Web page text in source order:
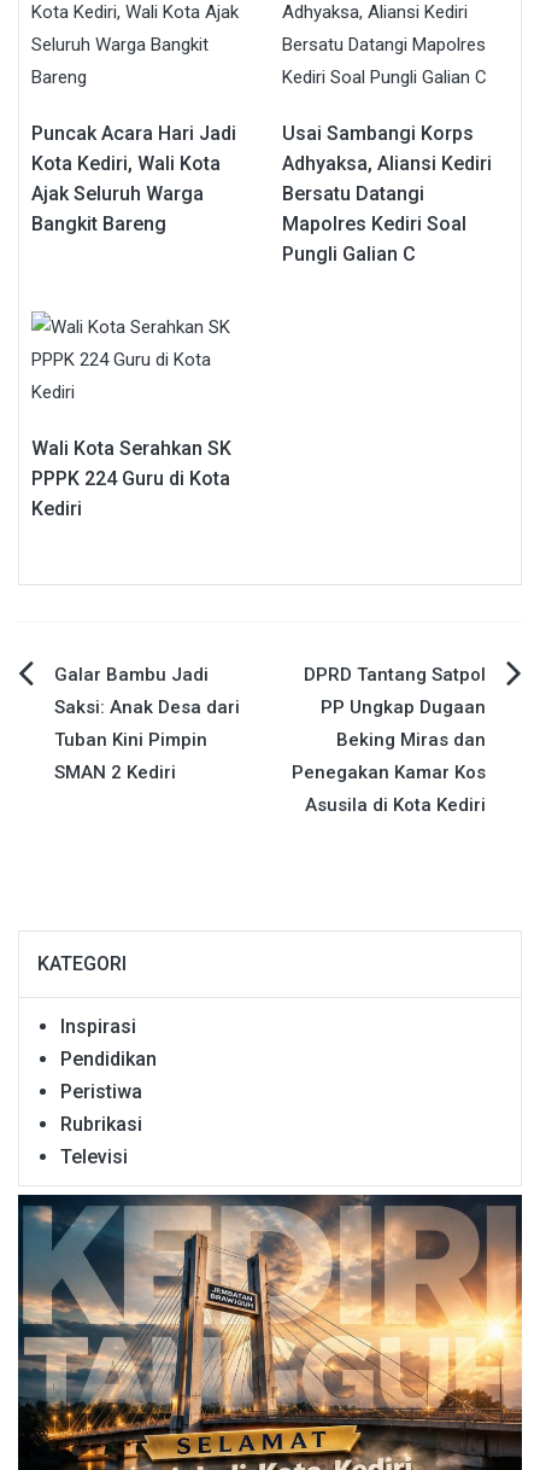
Puncak Acara Hari Jadi
Kota Kediri, Wali Kota
Ajak Seluruh Warga
Bangkit Bareng
Usai Sambangi Korps
Adhyaksa, Aliansi Kediri
Bersatu Datangi
Mapolres Kediri Soal
Pungli Galian C
Wali Kota Serahkan SK
PPPK 224 Guru di Kota
Kediri
Navigasi
pos
Galar Bambu Jadi
Saksi: Anak Desa dari
Tuban Kini Pimpin
SMAN 2 Kediri
DPRD Tantang Satpol
PP Ungkap Dugaan
Beking Miras dan
Penegakan Kamar Kos
Asusila di Kota Kediri
KATEGORI
Inspirasi
Pendidikan
Peristiwa
Rubrikasi
Televisi